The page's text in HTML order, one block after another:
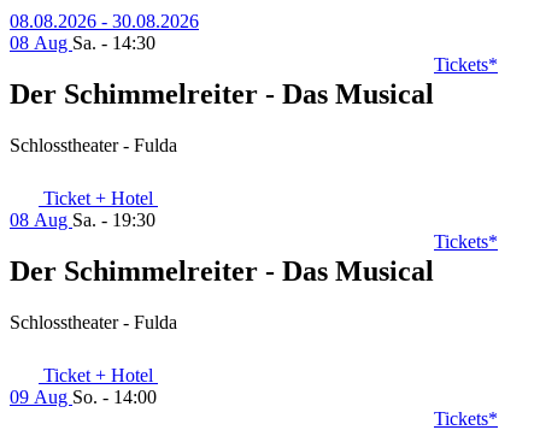
08.08.2026 - 30.08.2026
08 Aug Sa. - 14:30
Der Schimmelreiter - Das Musical
Schlosstheater - Fulda
Tickets*
Ticket + Hotel
08 Aug Sa. - 19:30
Der Schimmelreiter - Das Musical
Schlosstheater - Fulda
Tickets*
Ticket + Hotel
09 Aug So. - 14:00
Tickets*